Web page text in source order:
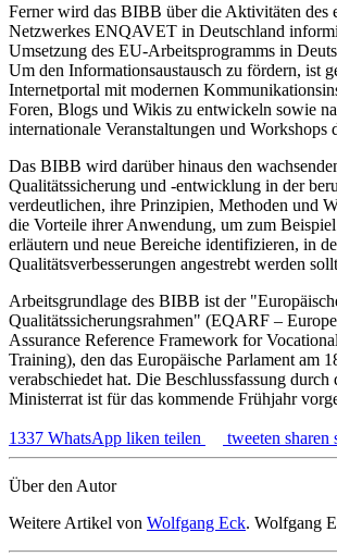
Ferner wird das BIBB über die Aktivitäten des
Netzwerkes ENQAVET in Deutschland
Umsetzung des EU-Arbeitsprogramms in
Um den Informationsaustausch zu fördern, ist
Internetportal mit modernen
Foren, Blogs und Wikis zu entwickeln sowie
internationale Veranstaltungen und Workshops
Das BIBB wird darüber hinaus den
Qualitätssicherung und -entwicklung in der
verdeutlichen, ihre Prinzipien, Methoden und
die Vorteile ihrer Anwendung, um zum
erläutern und neue Bereiche identifizieren, in
Qualitätsverbesserungen angestrebt werden
Arbeitsgrundlage des BIBB ist der
Qualitätssicherungsrahmen" (EQARF –
Assurance Reference Framework for
Training), den das Europäische Parlament am
verabschiedet hat. Die Beschlussfassung durch
Ministerrat ist für das kommende Frühjahr
1337 WhatsApp liken teilen tweeten sharen
Über den Autor
Weitere Artikel von Wolfgang Eck. Wolfgang